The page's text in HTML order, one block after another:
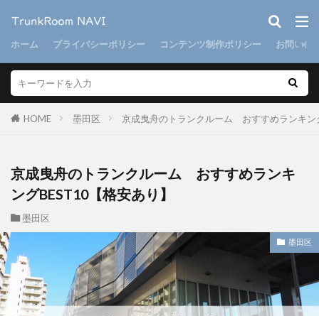
ホーム プライバシーポリシー コンテンツ制作ポリシー お問い合
HOME 墨田区 京成曳舟のトランクルーム おすすめランキン
京成曳舟のトランクルーム おすすめランキ
ングBEST10【格安あり】
墨田区
墨田区